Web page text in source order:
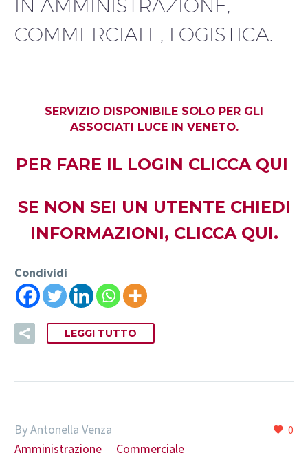
IN AMMINISTRAZIONE,
COMMERCIALE, LOGISTICA.
SERVIZIO DISPONIBILE SOLO PER GLI
ASSOCIATI LUCE IN VENETO.
PER FARE IL LOGIN CLICCA QUI
SE NON SEI UN UTENTE CHIEDI
INFORMAZIONI, CLICCA QUI.
Condividi
LEGGI TUTTO
0
By Antonella Venza
Amministrazione
Commerciale